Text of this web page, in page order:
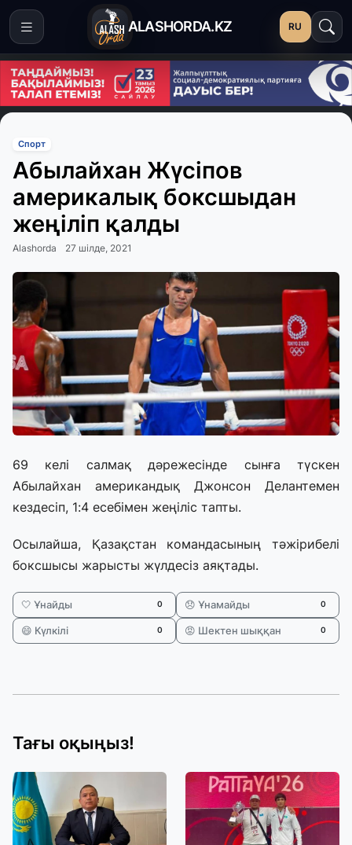
ALASHORDA.KZ RU
Спорт
Абылайхан Жүсіпов
америкалық боксшыдан
жеңіліп қалды
Alashorda 27 шілде, 2021
69 келі салмақ дәрежесінде сынға түскен
Абылайхан американдық Джонсон Делантемен
кездесіп, 1:4 есебімен жеңіліс тапты.
Осылайша, Қазақстан командасының тәжірибелі
боксшысы жарысты жүлдесіз аяқтады.
🤍 Ұнайды 0 😞 Ұнамайды 0
😄 Күлкілі 0 😡 Шектен шыққан 0
Тағы оқыңыз!